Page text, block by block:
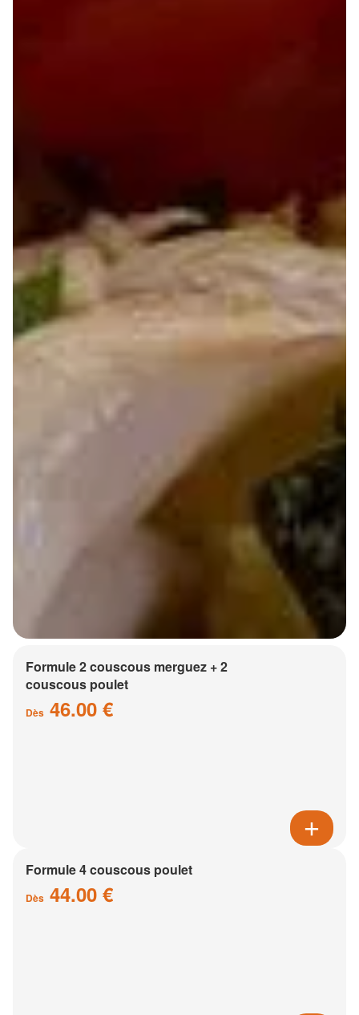
Formule 2 couscous merguez + 2
couscous poulet
Dès 46.00 €
Formule 4 couscous poulet
Dès 44.00 €